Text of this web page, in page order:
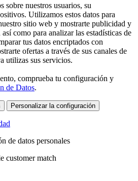
sobre nuestros usuarios, su
Utilizamos estos datos para
sitio web y mostrarte publicidad y
como para analizar las estadísticas de
tus datos encriptados con
ofertas a través de sus canales de
utilizas sus servicios.
comprueba tu configuración y
de Datos.
Personalizar la configuración
de datos personales
customer match